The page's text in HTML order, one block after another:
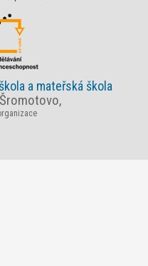
a mateřská škola